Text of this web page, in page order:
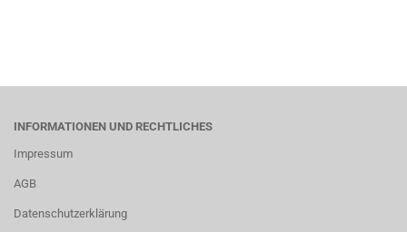
INFORMATIONEN UND RECHTLICHES
Impressum
AGB
Datenschutzerklärung